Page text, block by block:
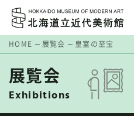
HOME 展覧会 皇室の至宝
展覧会
Exhibitions